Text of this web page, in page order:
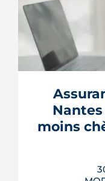
L'ancienne
quartier
demi.
où en est le
hameau.
moins